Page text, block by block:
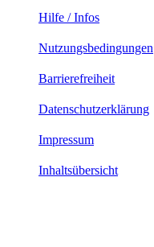
Hilfe / Infos
Nutzungsbedingungen
Barrierefreiheit
Datenschutzerklärung
Impressum
Inhaltsübersicht